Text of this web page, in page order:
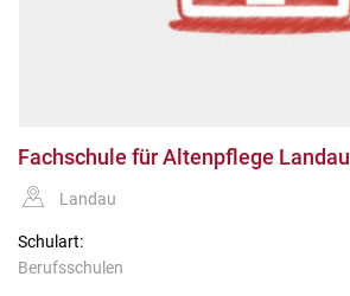
Fachschule für Altenpflege Landau
Landau
Schulart:
Berufsschulen